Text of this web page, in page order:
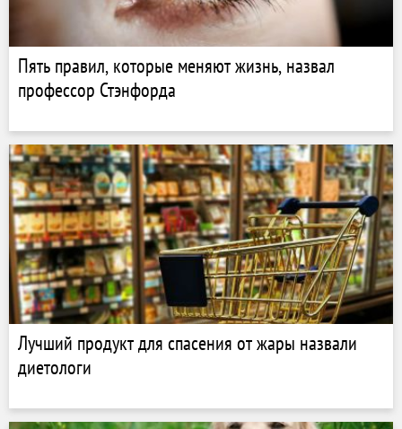
Пять правил, которые меняют жизнь, назвал
профессор Стэнфорда
Лучший продукт для спасения от жары назвали
диетологи